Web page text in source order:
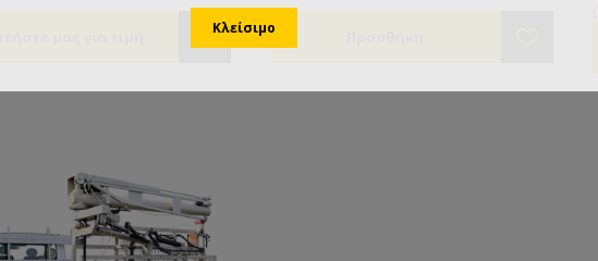
μπορεί να χρησιμοποιηθεί στις
φορτία, το Bonapi 500 μπορεί να